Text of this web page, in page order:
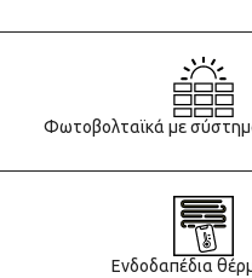
Φωτοβολταϊκά με
Ενδοδαπέδια